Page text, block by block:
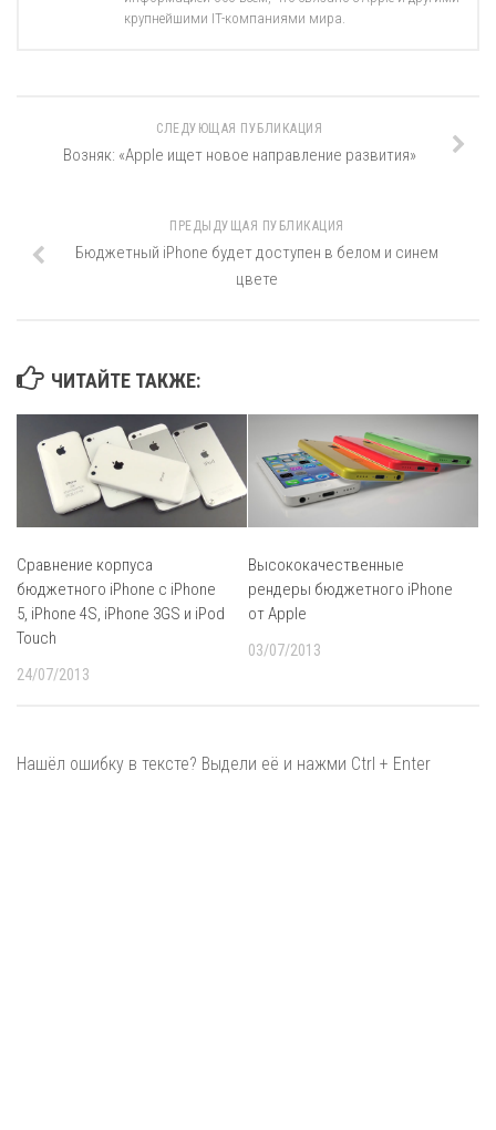
крупнейшими IT-компаниями мира.
СЛЕДУЮЩАЯ ПУБЛИКАЦИЯ
Возняк: «Apple ищет новое направление развития»
ПРЕДЫДУЩАЯ ПУБЛИКАЦИЯ
Бюджетный iPhone будет доступен в белом и синем
цвете
ЧИТАЙТЕ ТАКЖЕ:
Сравнение корпуса
бюджетного iPhone с iPhone
5, iPhone 4S, iPhone 3GS и iPod
Touch
24/07/2013
Высококачественные
рендеры бюджетного iPhone
от Apple
03/07/2013
Нашёл ошибку в тексте? Выдели её и нажми Ctrl + Enter